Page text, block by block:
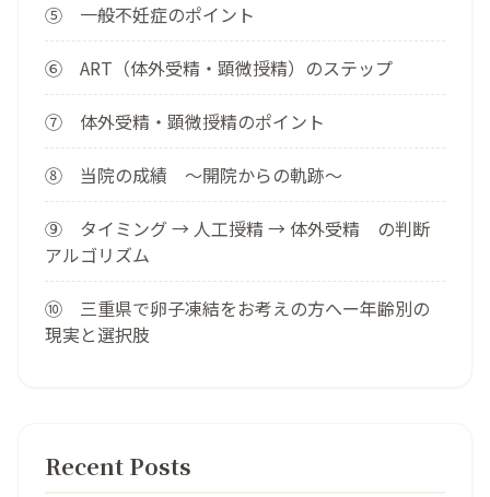
⑤ 一般不妊症のポイント
⑥ ART（体外受精・顕微授精）のステップ
⑦ 体外受精・顕微授精のポイント
⑧ 当院の成績 ～開院からの軌跡～
⑨ タイミング → 人工授精 → 体外受精 の判断
アルゴリズム
⑩ 三重県で卵子凍結をお考えの方へー年齢別の
現実と選択肢
Recent Posts